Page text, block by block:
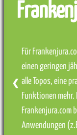
Für
einen geringen
alle Topos, eine
Funktionen
Frankenjura.com
Anwendungen
❮